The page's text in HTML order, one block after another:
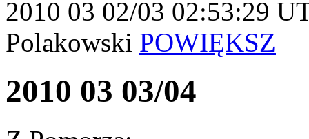
2010 03 02/03 02:53:29
Polakowski POWIĘKSZ
2010 03 03/04